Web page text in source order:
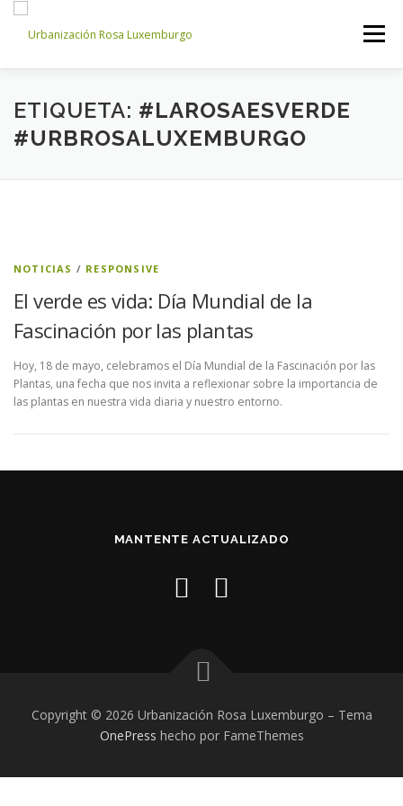
contenido
Menú
INICIO NOSOTROS NOTICIAS CONTACTO
ETIQUETA: #LAROSAESVERDE
#URBROSALUXEMBURGO
NOTICIAS / RESPONSIVE
El verde es vida: Día Mundial de la
Fascinación por las plantas
Hoy, 18 de mayo, celebramos el Día Mundial de la Fascinación por las
Plantas, una fecha que nos invita a reflexionar sobre la importancia de
las plantas en nuestra vida diaria y nuestro entorno.
MANTENTE ACTUALIZADO
Copyright © 2026 Urbanización Rosa Luxemburgo – Tema
OnePress hecho por FameThemes